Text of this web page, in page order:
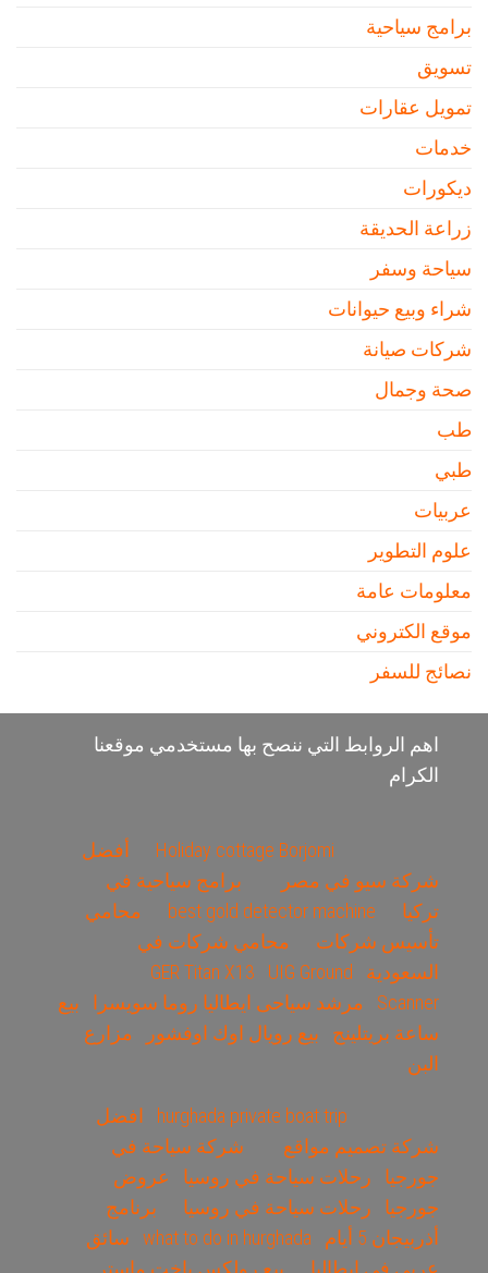
برامج سياحية
تسويق
تمويل عقارات
خدمات
ديكورات
زراعة الحديقة
سياحة وسفر
شراء وبيع حيوانات
شركات صيانة
صحة وجمال
طب
طبي
عربيات
علوم التطوير
معلومات عامة
موقع الكتروني
نصائج للسفر
اهم الروابط التي ننصح بها مستخدمي موقعنا
الكرام
Holiday cottage Borjomi
أفضل
شركة سيو في مصر
برامج سياحية في
تركيا
best gold detector machine
محامي
تأسيس شركات
محامي شركات في
السعودية
GER Titan X13
UIG Ground
Scanner
مرشد سياحى ايطاليا روما سويسرا
بيع
ساعة بريتلينج
بيع رويال اوك اوفشور
مزارع
البن
hurghada private boat trip
افضل
شركة تصميم مواقع
شركة سياحة في
جورجيا
رحلات سياحة في روسيا
عروض
جورجيا
رحلات سياحة في روسيا
برنامج
أذربيجان 5 أيام
what to do in hurghada
سائق
عربي في ايطاليا
بيع رولكس ياخت ماستر